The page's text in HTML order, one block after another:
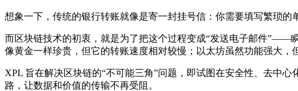
想象一下，传统的银行转账就像是寄一封挂号信：你需要填写繁琐
而区块链技术的初衷，就是为了把这个过程变成“发送电子邮件”——
像黄金一样珍贵，但它的转账速度相对较慢；以太坊虽然功能强大，
XPL 旨在解决区块链的“不可能三角”问题，即试图在安全性 去中心
路，让数据和价值的传输不再受阻。